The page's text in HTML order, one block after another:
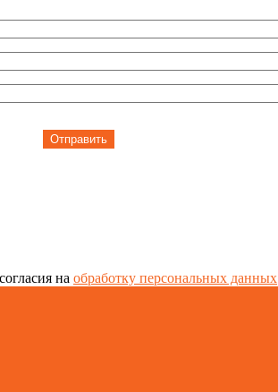
Отправить
на обработку персональных данных